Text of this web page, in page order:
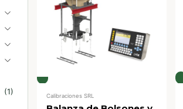
(1)
Calibraciones SRL